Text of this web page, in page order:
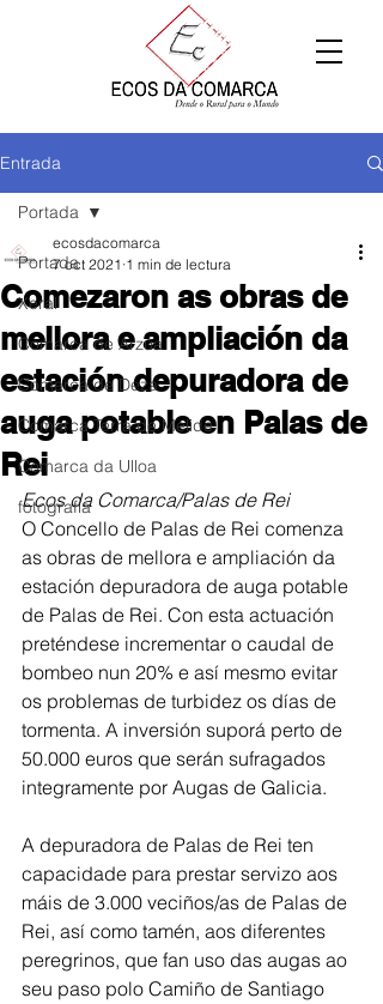
Entrada
Portada
Xeral
Comarca de Arzúa
Comarca de Deza
Comarca Terra de Melide
Comarca da Ulloa
fotografía
Portada
Comezaron as obras de
mellora e ampliación da
estación depuradora de
auga potable en Palas de
Rei
ecosdacomarca
7 oct 2021 1 min de lectura
Ecos da Comarca/Palas de Rei
O Concello de Palas de Rei comenza
as obras de mellora e ampliación da
estación depuradora de auga potable
de Palas de Rei. Con esta actuación
preténdese incrementar o caudal de
bombeo nun 20% e así mesmo evitar
os problemas de turbidez os días de
tormenta. A inversión suporá perto de
50.000 euros que serán sufragados
integramente por Augas de Galicia.
A depuradora de Palas de Rei ten
capacidade para prestar servizo aos
máis de 3.000 veciños/as de Palas de
Rei, así como tamén, aos diferentes
peregrinos, que fan uso das augas ao
seu paso polo Camiño de Santiago